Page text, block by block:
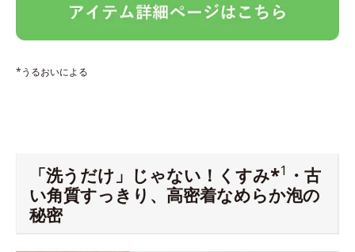
*うるおいによる
「洗うだけ」じゃない！くすみ*1 ・古
い角質すっきり、高密着なめらか泡の
秘密